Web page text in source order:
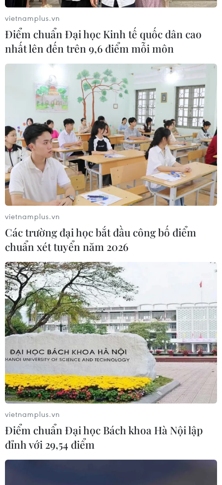
Hàn Quốc thu hẹp quy mô cuộc tập trận
Eastern Endeavor 23
30/05/2023 08:55
Do thời tiết xấu ở các vùng biển tập trận dự kiến, Bộ
Quốc phòng Hàn Quốc quyết định tổ chức cuộc tập trận
Eastern Endeavor 23 trong các vùng biển quốc tế theo
thủ tục đơn giản hóa.
vietnamplus.vn
Điểm chuẩn Đại học Kinh tế quốc dân cao
nhất lên đến trên 9,6 điểm mỗi môn
vietnamplus.vn
Các trường đại học bắt đầu công bố điểm
chuẩn xét tuyển năm 2026
vietnamplus.vn
Điểm chuẩn Đại học Bách khoa Hà Nội lập
đỉnh với 29,54 điểm